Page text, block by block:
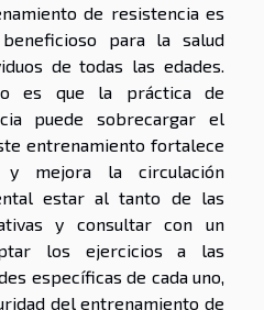
de resistencia es
para la salud
de todas las edades.
es que la práctica de
puede sobrecargar el
entrenamiento fortalece
y mejora la circulación
estar al tanto de las
y consultar con un
los ejercicios a las
específicas de cada uno,
del entrenamiento de